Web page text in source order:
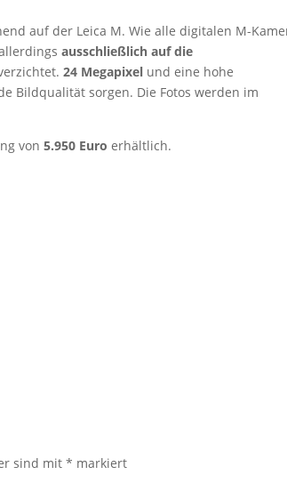
auf der Leica M. Wie alle digitalen M-
ausschließlich auf die
24 Megapixel und eine hohe
Bildqualität sorgen. Die Fotos werden im
von 5.950 Euro erhältlich.
sind mit * markiert